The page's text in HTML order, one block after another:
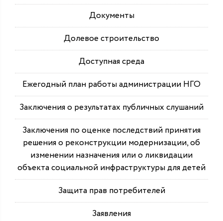
Документы
Долевое строительство
Доступная среда
Ежегодный план работы администрации НГО
Заключения о результатах публичных слушаний
Заключения по оценке последствий принятия
решения о реконструкции модернизации, об
изменении назначения или о ликвидации
объекта социальной инфраструктуры для детей
Защита прав потребителей
Заявления